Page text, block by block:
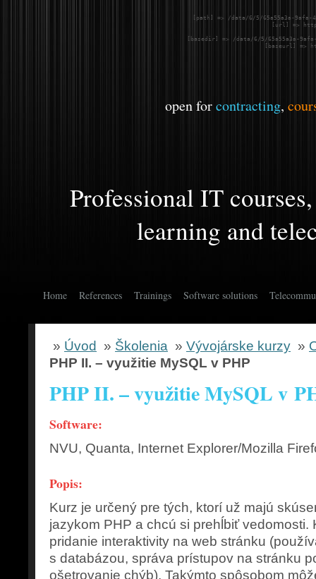
[path] => /data/6/5/65a55a3a-
[url] =>
[basedir] => /data/6/5/65a55a3a-
[baseurl] =>
open forcontracting,
Professional IT
learning and
Home References Trainings Software solutions
» Úvod » Školenia » Vývojárske kurzy »
PHP II. – využitie MySQL v PHP
PHP II. – využitie MySQL v
Software:
NVU, Quanta, Internet Explorer/Mozilla
Popis:
Kurz je určený pre tých, ktorí už majú
jazykom PHP a chcú si prehĺbiť vedomosti.
pridanie interaktivity na web stránku
s databázou, správa prístupov na stránku
ošetrovanie chýb). Takýmto spôsobom